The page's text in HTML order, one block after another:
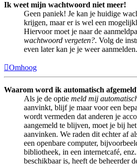
Ik weet mijn wachtwoord niet meer!
Geen paniek! Je kan je huidige
krijgen, maar er is wel een
Hiervoor moet je naar de
wachtwoord vergeten?. Volg de
even later kan je je weer aanmelden.
Omhoog
Waarom word ik automatisch
Als je de optie meld mij
aanvinkt, blijf je maar voor een
wordt vermeden dat anderen je
aangemeld te blijven, moet je bij
aanvinken. We raden dit echter af
een openbare computer,
bibliotheek, in een internetcafé,
beschikbaar is, heeft de beheerder